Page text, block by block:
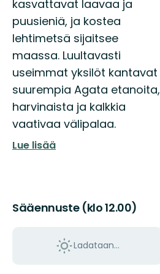
kasvattavat laavaa ja
puusieniä, ja kostea
lehtimetsä sijaitsee
maassa. Luultavasti
useimmat yksilöt kantavat
suurempia Agata etanoita,
harvinaista ja kalkkia
vaativaa välipalaa.
Lue lisää
Sääennuste (klo 12.00)
Ladataan…